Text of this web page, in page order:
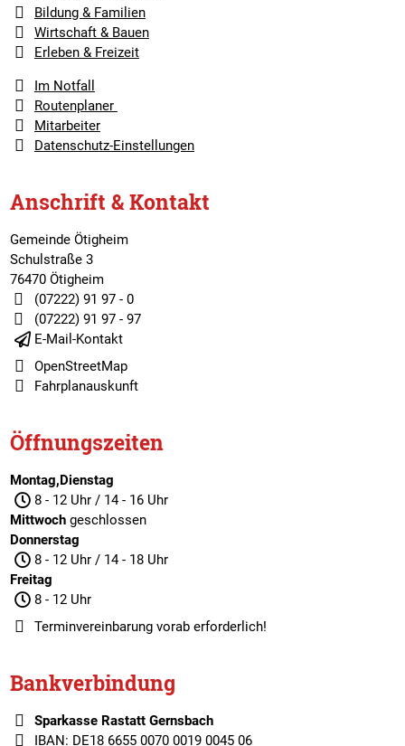
Bildung & Familien
Wirtschaft & Bauen
Erleben & Freizeit
Im Notfall
Routenplaner
Mitarbeiter
Datenschutz-Einstellungen
Anschrift & Kontakt
Gemeinde Ötigheim
Schulstraße 3
76470 Ötigheim
(07222) 91 97 - 0
(07222) 91 97 - 97
E-Mail-Kontakt
OpenStreetMap
Fahrplanauskunft
Öffnungszeiten
Montag,Dienstag
8 - 12 Uhr / 14 - 16 Uhr
Mittwochgeschlossen
Donnerstag
8 - 12 Uhr / 14 - 18 Uhr
Freitag
8 - 12 Uhr
Terminvereinbarungvorab erforderlich!
Bankverbindung
Sparkasse Rastatt Gernsbach
IBAN: DE18 6655 0070 0019 0045 06